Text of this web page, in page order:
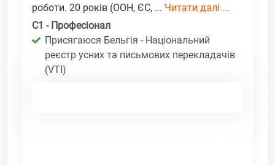
роботи. 20 років (ООН, ЄС, ... Читати далі ...
C1 - Професіонал
Присягаюся Бельгія - Національний
реєстр усних та письмових перекладачів
(VTI)